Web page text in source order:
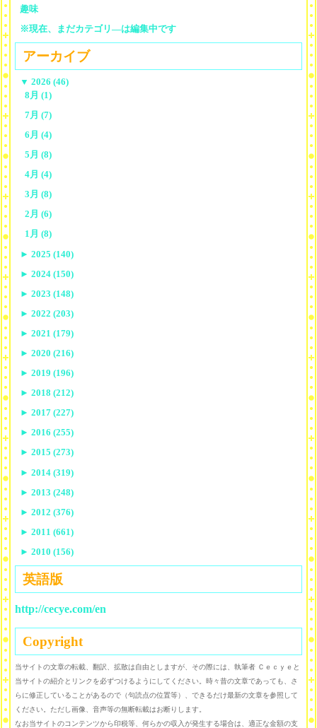
趣味
※現在、まだカテゴリ—は編集中です
アーカイブ
▼ 2026 (46)
8月 (1)
7月 (7)
6月 (4)
5月 (8)
4月 (4)
3月 (8)
2月 (6)
1月 (8)
► 2025 (140)
► 2024 (150)
► 2023 (148)
► 2022 (203)
► 2021 (179)
► 2020 (216)
► 2019 (196)
► 2018 (212)
► 2017 (227)
► 2016 (255)
► 2015 (273)
► 2014 (319)
► 2013 (248)
► 2012 (376)
► 2011 (661)
► 2010 (156)
英語版
http://cecye.com/en
Copyright
当サイトの文章の転載、翻訳、拡散は自由としますが、その際には、執筆者 Ｃｅｃｙｅと
当サイトの紹介とリンクを必ずつけるようにしてください。時々昔の文章であっても、さ
らに修正していることがあるので（句読点の位置等）、できるだけ最新の文章を参照して
ください。ただし画像、音声等の無断転載はお断りします。
なお当サイトのコンテンツから印税等、何らかの収入が発生する場合は、適正な金額の支